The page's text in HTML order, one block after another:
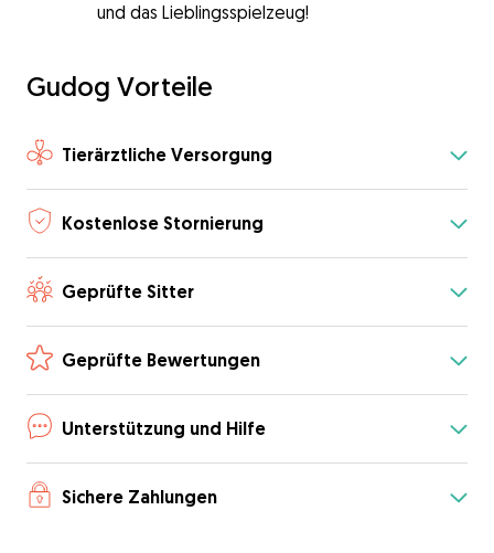
und das Lieblingsspielzeug!
Gudog Vorteile
Tierärztliche Versorgung
Kostenlose Stornierung
Geprüfte Sitter
Geprüfte Bewertungen
Unterstützung und Hilfe
Sichere Zahlungen